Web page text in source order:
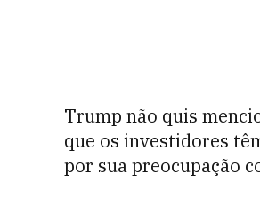
Trump não quis
que os investidores
por sua preocupação